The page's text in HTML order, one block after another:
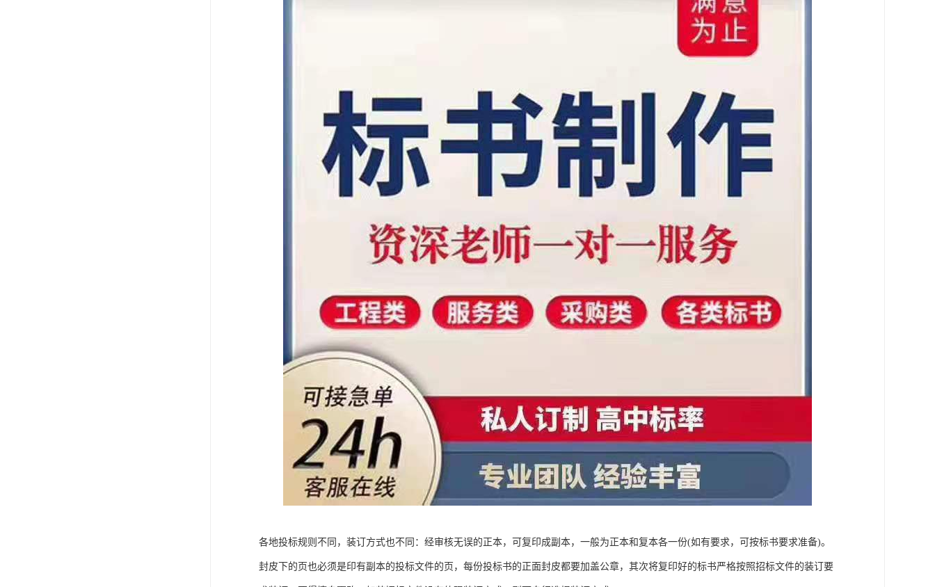
各地投标规则不同，装订方式也不同：经审核无误的正本，可复印成副本，一般为正本和复本各一份(如有要求，可按标书要求准备)。
封皮下的页也必须是印有副本的投标文件的页，每份投标书的正面封皮都要加盖公章，其次将复印好的标书严格按照招标文件的装订要